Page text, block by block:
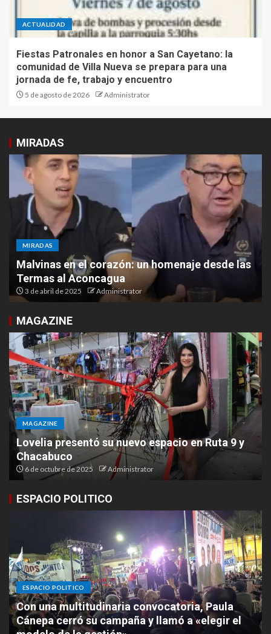
ACTUALIDAD
Fiestas Patronales en honor a San Cayetano: la
comunidad de Villa Nueva se prepara para una
jornada de fe, trabajo y encuentro
5 de agosto de 2026 Administrator
MIRADAS
MIRADAS
Malvinas en el corazón: un homenaje desde las
Termas al Aconcagua
3 de abril de 2025 Administrator
MAGAZINE
MAGAZINE
Lovelia presentó su nuevo espacio en Ruta 9 y
Chacabuco
6 de octubre de 2025 Administrator
ESPACIO POLITICO
ESPACIO POLITICO
Con una multitudinaria convocatoria, Paula
Cánepa cerró su campaña y llamó a «elegir el